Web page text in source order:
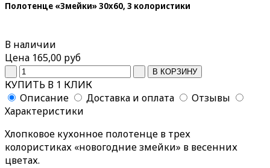
Полотенце «Змейки» 30х60, 3 колористики
В наличии
Цена 165,00 руб
КУПИТЬ В 1 КЛИК
Описание
Доставка и оплата
Отзывы
Характеристики
Хлопковое кухонное полотенце в трех
колористиках «новогодние змейки» в весенних
цветах.